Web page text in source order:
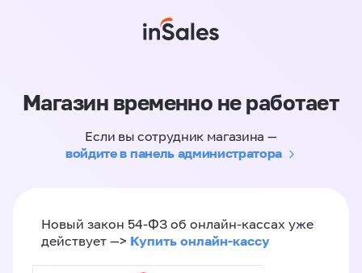
Магазин временно не работает
Если вы сотрудник магазина —
войдите в панель администратора
Новый закон 54-ФЗ об онлайн-кассах уже
действует —> Купить онлайн-кассу